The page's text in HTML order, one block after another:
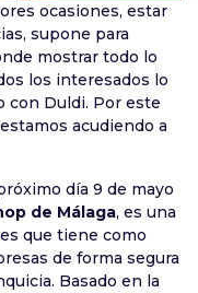
ocasiones, estar
supone para
mostrar todo lo
los interesados lo
con Duldi. Por este
acudiendo a
día 9 de mayo
de Málaga, es una
que tiene como
de forma segura
Basado en la